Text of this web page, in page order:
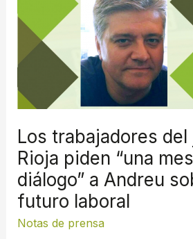
Los trabajadores del
Rioja piden “una
diálogo” a Andreu
futuro laboral
Notas de prensa
del
juego
La
Rioja
piden
mesa
de
diálogo”
a
sobre